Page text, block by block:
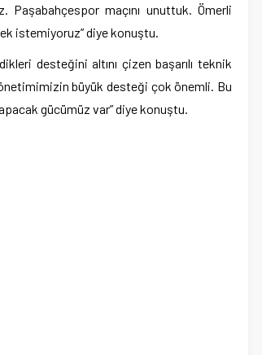
Paşabahçespor maçını unuttuk. Ömerli
istemiyoruz” diye konuştu.
desteğini altını çizen başarılı teknik
büyük desteği çok önemli. Bu
gücümüz var” diye konuştu.